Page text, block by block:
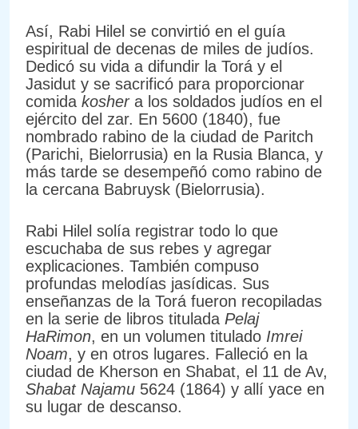
Así, Rabi Hilel se convirtió en el guía
espiritual de decenas de miles de judíos.
Dedicó su vida a difundir la Torá y el
Jasidut y se sacrificó para proporcionar
comida koshera los soldados judíos en el
ejército del zar. En 5600 (1840), fue
nombrado rabino de la ciudad de Paritch
(Parichi, Bielorrusia) en la Rusia Blanca, y
más tarde se desempeñó como rabino de
la cercana Babruysk (Bielorrusia).
Rabi Hilel solía registrar todo lo que
escuchaba de sus rebes y agregar
explicaciones. También compuso
profundas melodías jasídicas. Sus
enseñanzas de la Torá fueron recopiladas
en la serie de libros titulada Pelaj
HaRimon, en un volumen titulado Imrei
Noam, y en otros lugares. Falleció en la
ciudad de Kherson en Shabat, el 11 de Av,
Shabat Najamu 5624 (1864) y allí yace en
su lugar de descanso.